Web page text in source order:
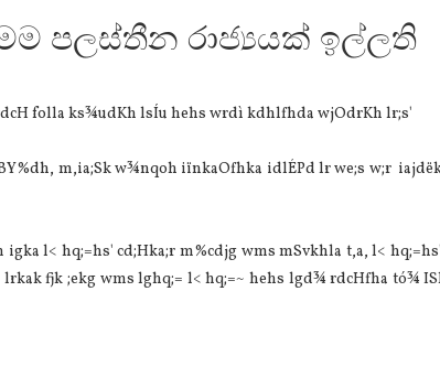
පලස්තීන රාජ්‍යයක් ඉල්ලති
folla ks¾udKh lsÍu hehs wrdì kdhlfhda wjOdrKh lr;s'
m,ia;Sk w¾nqoh iïnkaOfhka idlÉPd lr we;s w;r
l< hq;=hs' cd;Hka;r m%cdjg wms mSvkhla t,a, l<
fjk ;ekg wms lghq;= l< hq;=~ hehs lgd¾ rdcHfha tó¾